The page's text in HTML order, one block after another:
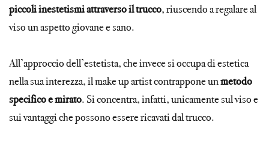
piccoli inestetismi attraverso il trucco, riuscendo a regalare al
viso un aspetto giovane e sano.
All’approccio dell’estetista, che invece si occupa di estetica
nella sua interezza, il make up artist contrappone unmetodo
specifico e mirato. Si concentra, infatti, unicamente sul viso e
sui vantaggi che possono essere ricavati dal trucco.